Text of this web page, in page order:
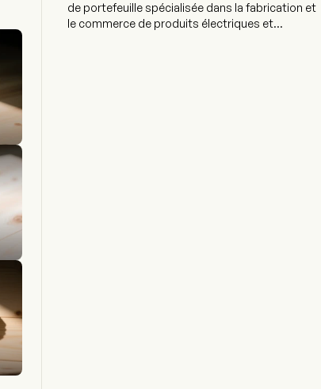
de portefeuille spécialisée dans la fabrication et
le commerce de produits électriques et